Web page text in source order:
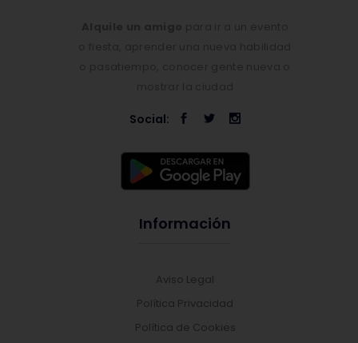
Social:
Información
Aviso Legal
Política Privacidad
Política de Cookies